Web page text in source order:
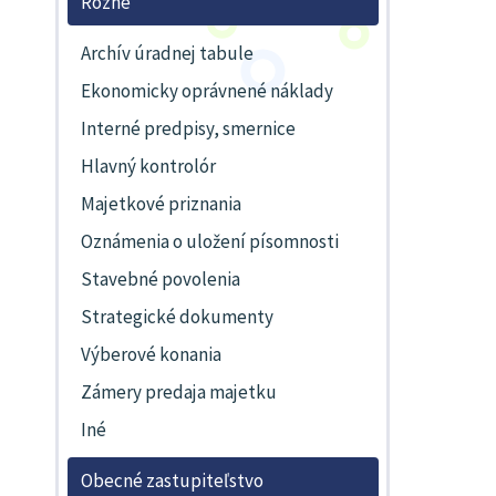
Archív úradnej tabule
Ekonomicky oprávnené náklady
Interné predpisy, smernice
Hlavný kontrolór
Majetkové priznania
Oznámenia o uložení písomnosti
Stavebné povolenia
Strategické dokumenty
Výberové konania
Zámery predaja majetku
Iné
Obecné zastupiteľstvo